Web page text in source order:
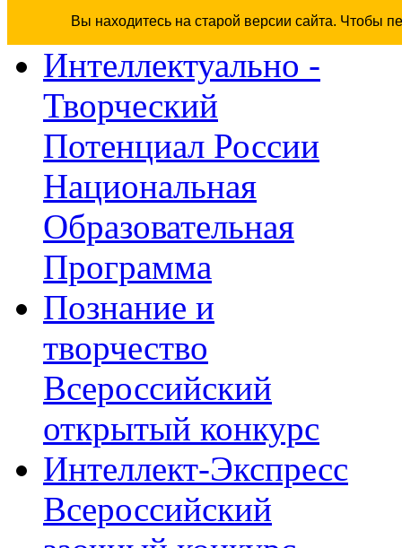
Вы находитесь на старой версии сайта. Чтобы
Интеллектуально -
Творческий
Потенциал России
Национальная
Образовательная
Программа
Познание и
творчество
Всероссийский
открытый конкурс
Интеллект-Экспресс
Всероссийский